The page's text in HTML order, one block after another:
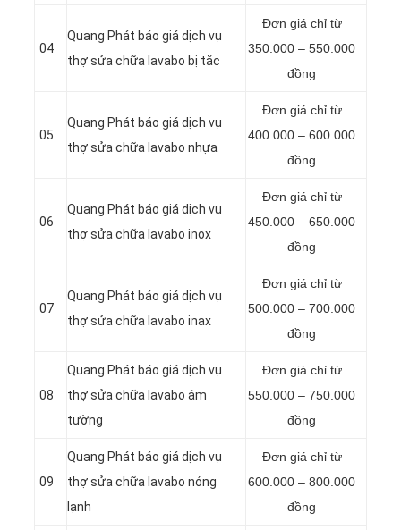
04
Quang Phát báo giá dịch vụ
thợ sửa chữa lavabo bị tắc
Đơn giá chỉ từ
350.000 – 550.000
đồng
05
Quang Phát báo giá dịch vụ
thợ sửa chữa lavabo nhựa
Đơn giá chỉ từ
400.000 – 600.000
đồng
06
Quang Phát báo giá dịch vụ
thợ sửa chữa lavabo inox
Đơn giá chỉ từ
450.000 – 650.000
đồng
07
Quang Phát báo giá dịch vụ
thợ sửa chữa lavabo inax
Đơn giá chỉ từ
500.000 – 700.000
đồng
08
Quang Phát báo giá dịch vụ
thợ sửa chữa lavabo âm
tường
Đơn giá chỉ từ
550.000 – 750.000
đồng
09
Quang Phát báo giá dịch vụ
thợ sửa chữa lavabo nóng
lạnh
Đơn giá chỉ từ
600.000 – 800.000
đồng